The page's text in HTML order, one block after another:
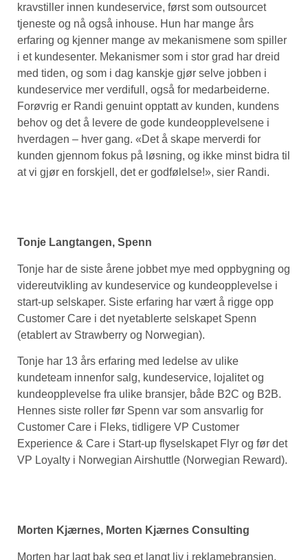
kravstiller innen kundeservice, først som outsourcet
tjeneste og nå også inhouse. Hun har mange års
erfaring og kjenner mange av mekanismene som spiller
i et kundesenter. Mekanismer som i stor grad har dreid
med tiden, og som i dag kanskje gjør selve jobben i
kundeservice mer verdifull, også for medarbeiderne.
Forøvrig er Randi genuint opptatt av kunden, kundens
behov og det å levere de gode kundeopplevelsene i
hverdagen – hver gang. «Det å skape merverdi for
kunden gjennom fokus på løsning, og ikke minst bidra til
at vi gjør en forskjell, det er godfølelse!», sier Randi.
Tonje Langtangen, Spenn
Tonje har de siste årene jobbet mye med oppbygning og
videreutvikling av kundeservice og kundeopplevelse i
start-up selskaper. Siste erfaring har vært å rigge opp
Customer Care i det nyetablerte selskapet Spenn
(etablert av Strawberry og Norwegian).
Tonje har 13 års erfaring med ledelse av ulike
kundeteam innenfor salg, kundeservice, lojalitet og
kundeopplevelse fra ulike bransjer, både B2C og B2B.
Hennes siste roller før Spenn var som ansvarlig for
Customer Care i Fleks, tidligere VP Customer
Experience & Care i Start-up flyselskapet Flyr og før det
VP Loyalty i Norwegian Airshuttle (Norwegian Reward).
Morten Kjærnes, Morten Kjærnes Consulting
Morten har lagt bak seg et langt liv i reklamebransjen,